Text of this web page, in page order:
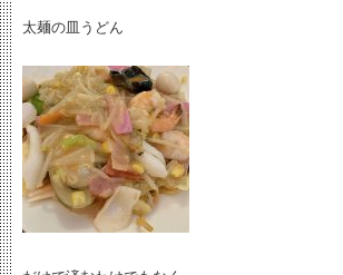
太麺の皿うどん